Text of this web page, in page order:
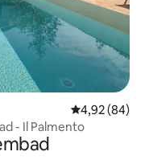
Gemiddelde
4,92 (84)
- Il Palmento